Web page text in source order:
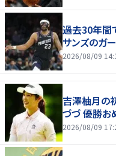
過去30年間
サンズのガ
2026/08/09
吉澤柚月の
づづ 優勝お
2026/08/09